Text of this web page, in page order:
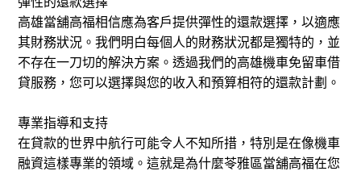
高雄當舖高福相信應為客戶提供彈性的還款選擇，以適應
其財務狀況。我們明白每個人的財務狀況都是獨特的，並
不存在一刀切的解決方案。透過我們的高雄機車免留車借
貸服務，您可以選擇與您的收入和預算相符的還款計劃。
專業指導和支持
在貸款的世界中航行可能令人不知所措，特別是在像機車
融資這樣專業的領域。這就是為什麼苓雅區當舖高福在您